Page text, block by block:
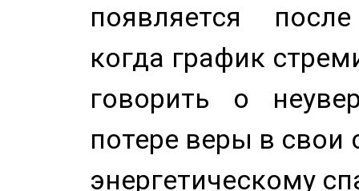
появляется
когда график
говорить о
потере веры в свои
энергетическому